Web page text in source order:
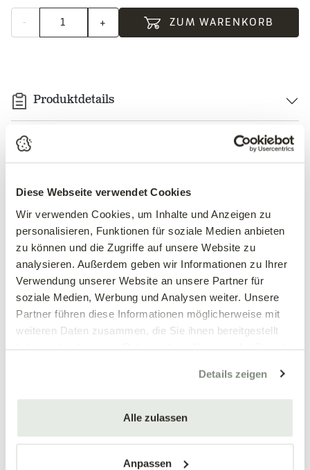
Diese Webseite verwendet Cookies
Wir verwenden Cookies, um Inhalte und Anzeigen zu
personalisieren, Funktionen für soziale Medien anbieten
zu können und die Zugriffe auf unsere Website zu
analysieren. Außerdem geben wir Informationen zu Ihrer
Verwendung unserer Website an unsere Partner für
soziale Medien, Werbung und Analysen weiter. Unsere
Partner führen diese Informationen möglicherweise mit
weiteren Daten zusammen, die Sie ihnen bereitgestellt
Details zeigen
Alle zulassen
Anpassen
- + ZUM WARENKORB
Produktdetails
| aromatisch | Spätblüher | bienenfreundlich | bedingt
winterhart
Die Bartblume 'Grand Bleu'® ist eine der dunkelblausten
Blüten im Sommergarten – und ein Bienenmagnet am
Saisonende. Von
Juli bis Oktober
bereits verblüht sind, erscheinen die
über dem silbrig-grünen,
. Bienen, Hummeln und Schmetterlinge kommen in dieser
Das aromatische Laub ist auch außerhalb der Blütezeit
dekorativ. Wer daran reibt, nimmt einen würzig-erfrischenden